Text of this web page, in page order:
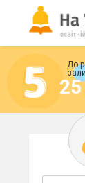
До
25